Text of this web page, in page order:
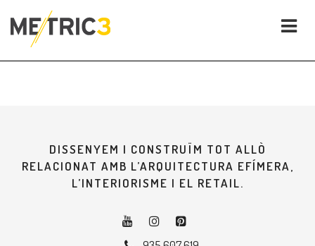
DISSENYEM I CONSTRUÏM TOT ALLÒ
RELACIONAT AMB L’ARQUITECTURA EFÍMERA,
L’INTERIORISME I EL RETAIL.